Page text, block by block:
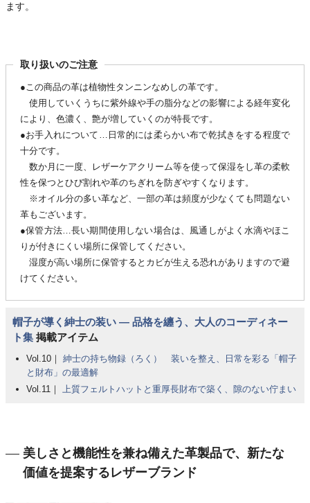
ます。
取り扱いのご注意
●この商品の革は植物性タンニンなめしの革です。
使用していくうちに紫外線や手の脂分などの影響による経年変化
により、色濃く、艶が増していくのが特長です。
●お手入れについて…日常的には柔らかい布で乾拭きをする程度で
十分です。
数か月に一度、レザーケアクリーム等を使って保湿をし革の柔軟
性を保つとひび割れや革のちぎれを防ぎやすくなります。
※オイル分の多い革など、一部の革は頻度が少なくても問題ない
革もございます。
●保管方法…長い期間使用しない場合は、風通しがよく水滴やほこ
りが付きにくい場所に保管してください。
湿度が高い場所に保管するとカビが生える恐れがありますので避
けてください。
帽子が導く紳士の装い ― 品格を纏う、大人のコーディネー
ト集 掲載アイテム
Vol.10｜ 紳士の持ち物録（ろく） 装いを整え、日常を彩る「帽子
と財布」の最適解
Vol.11｜ 上質フェルトハットと重厚長財布で築く、隙のない佇まい
美しさと機能性を兼ね備えた革製品で、新たな
価値を提案するレザーブランド